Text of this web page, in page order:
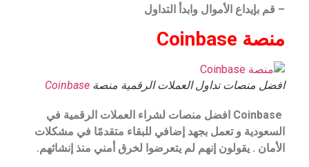
– قم بإيداع الأموال وابدأ التداول
منصة Coinbase
افضل منصات تداول العملات الرقمية منصة Coinbase
Coinbase افضل منصات لشراء العملات الرقمية في
السعودية و تعمل بجهد إضافي للبقاء متقدمًا في مشكلات
الأمان . يقولون إنهم لم يتعرضوا لخرق أمني منذ إنشائهم.